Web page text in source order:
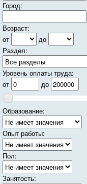
Город:
Возраст:
от
до
Раздел:
Уровень оплаты труда:
от
до
Образование:
Опыт работы:
Пол:
Занятость: